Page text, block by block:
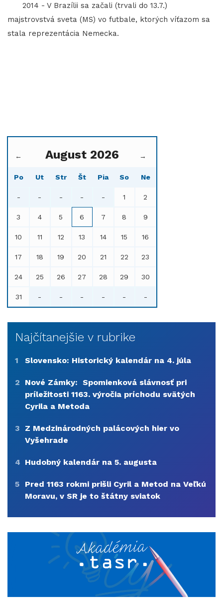
2014 - V Brazílii sa začali (trvali do 13.7.)
majstrovstvá sveta (MS) vo futbale, ktorých víťazom sa
stala reprezentácia Nemecka.
← August 2026 →
Po Ut Str Št Pia So Ne
- - - - - 1 2
3 4 5 6 7 8 9
10 11 12 13 14 15 16
17 18 19 20 21 22 23
24 25 26 27 28 29 30
31 - - - - - -
Najčítanejšie v rubrike
1 Slovensko: Historický kalendár na 4. júla
2
Nové Zámky: Spomienková slávnosť pri
príležitosti 1163. výročia príchodu svätých
Cyrila a Metoda
3
Z Medzinárodných palácových hier vo
Vyšehrade
4 Hudobný kalendár na 5. augusta
5
Pred 1163 rokmi prišli Cyril a Metod na Veľkú
Moravu, v SR je to štátny sviatok